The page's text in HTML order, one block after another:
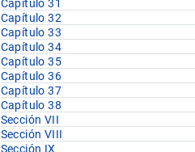
Capítulo 31
Capítulo 32
Capítulo 33
Capítulo 34
Capítulo 35
Capítulo 36
Capítulo 37
Capítulo 38
Sección VII
Sección VIII
Sección IX